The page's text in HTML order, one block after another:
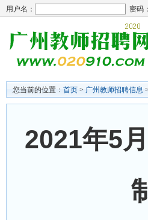
用户名： 密码：
您当前的位置： 首页 > 广州教师招聘信息
2021年5